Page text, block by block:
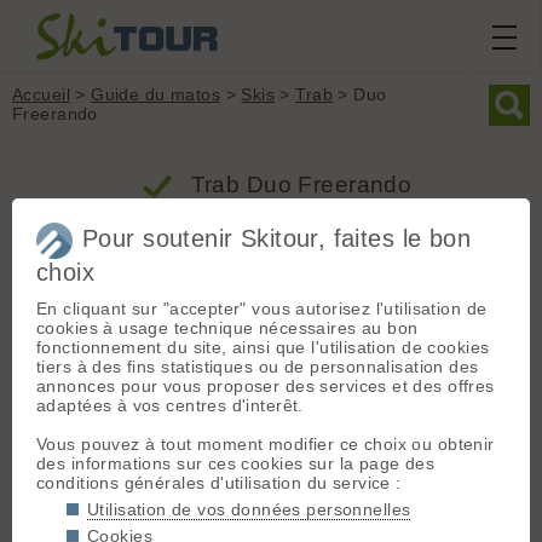
Accueil > Guide du matos > Skis >Trab > Duo
Freerando
Trab Duo Freerando
Poids
2740g
Largeur
79mm
22m
Produit
Groupe : Skis
Marque : Trab
Modèle : Duo Freerando
Type : Ski tourisme
Taille de référence : 171 cm
Largeur patin : 79 mm (en 171 cm)
Rayon de courbure : 22 m (en 171 cm)
Poids (la paire) : 2740 grammes (en 171 cm)
Surface [?] : 1500 cm2
Pour soutenir Skitour, faites le bon
choix
En cliquant sur "accepter" vous autorisez l'utilisation de
cookies à usage technique nécessaires au bon
fonctionnement du site, ainsi que l'utilisation de cookies
tiers à des fins statistiques ou de personnalisation des
annonces pour vous proposer des services et des offres
adaptées à vos centres d'interêt.
Vous pouvez à tout moment modifier ce choix ou obtenir
des informations sur ces cookies sur la page des
conditions générales d'utilisation du service :
Utilisation de vos données personnelles
Cookies